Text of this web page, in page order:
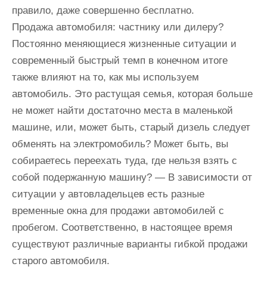
правило, даже совершенно бесплатно.
Продажа автомобиля: частнику или дилеру?
Постоянно меняющиеся жизненные ситуации и
современный быстрый темп в конечном итоге
также влияют на то, как мы используем
автомобиль. Это растущая семья, которая больше
не может найти достаточно места в маленькой
машине, или, может быть, старый дизель следует
обменять на электромобиль? Может быть, вы
собираетесь переехать туда, где нельзя взять с
собой подержанную машину? — В зависимости от
ситуации у автовладельцев есть разные
временные окна для продажи автомобилей с
пробегом. Соответственно, в настоящее время
существуют различные варианты гибкой продажи
старого автомобиля.